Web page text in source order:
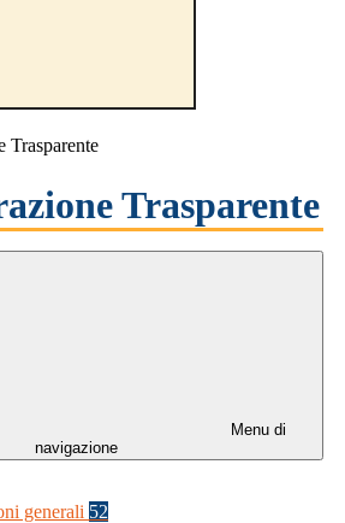
Trasparente
Trasparente
Menu di
navigazione
generali 52